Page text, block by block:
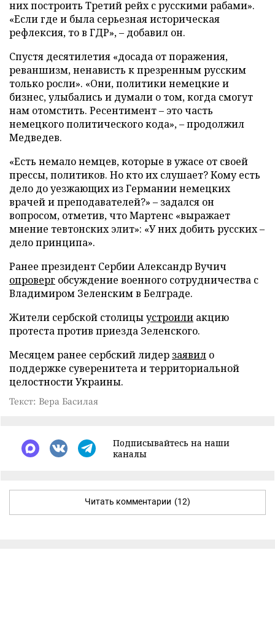
них построить Третий рейх с русскими рабами».
«Если где и была серьезная историческая
рефлексия, то в ГДР», – добавил он.
Спустя десятилетия «досада от поражения,
реваншизм, ненависть к презренным русским
только росли». «Они, политики немецкие и
бизнес, улыбались и думали о том, когда смогут
нам отомстить. Ресентимент – это часть
немецкого политического кода», – продолжил
Медведев.
«Есть немало немцев, которые в ужасе от своей
прессы, политиков. Но кто их слушает? Кому есть
дело до уезжающих из Германии немецких
врачей и преподавателей?» – задался он
вопросом, отметив, что Мартенс «выражает
мнение тевтонских элит»: «У них добить русских –
дело принципа».
Ранее президент Сербии Александр Вучич
опроверг обсуждение военного сотрудничества с
Владимиром Зеленским в Белграде.
Жители сербской столицыустроили акцию
протеста против приезда Зеленского.
Месяцем ранее сербский лидер заявил о
поддержке суверенитета и территориальной
целостности Украины.
Текст: Вера Басилая
Подписывайтесь на наши
каналы
Читать комментарии (12)